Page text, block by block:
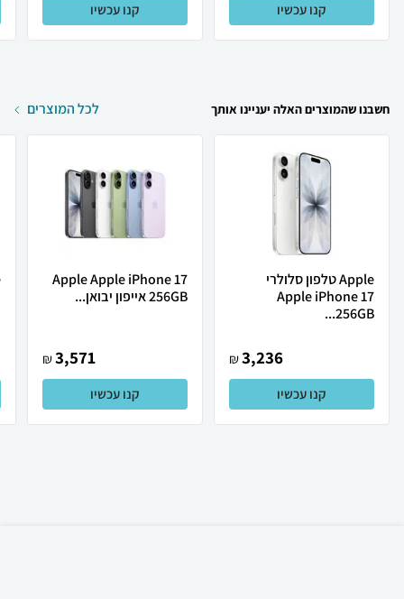
קנו עכשיו קנו עכשיו
חשבנו שהמוצרים האלה יעניינו אותך לכל המוצרים
Apple טלפון סלולרי
Apple iPhone 17
256GB...
3,236
₪
קנו עכשיו
Apple Apple iPhone 17
256GB אייפון יבואן...
3,571
₪
קנו עכשיו